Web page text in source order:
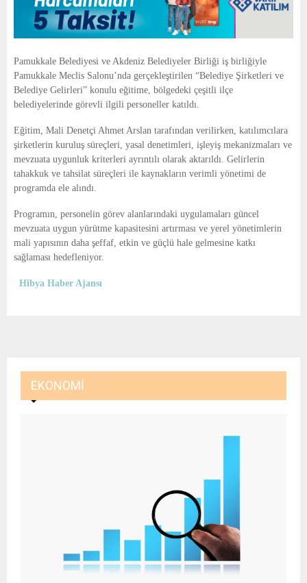
E
N
U
Pamukkale Belediyesi ve Akdeniz Belediyeler Birliği iş birliğiyle
Pamukkale Meclis Salonu’nda gerçekleştirilen “Belediye Şirketleri ve
Belediye Gelirleri” konulu eğitime, bölgedeki çeşitli ilçe
belediyelerinde görevli ilgili personeller katıldı.
Eğitim, Mali Denetçi Ahmet Arslan tarafından verilirken, katılımcılara
şirketlerin kuruluş süreçleri, yasal denetimleri, işleyiş mekanizmaları ve
mevzuata uygunluk kriterleri ayrıntılı olarak aktarıldı. Gelirlerin
tahakkuk ve tahsilat süreçleri ile kaynakların verimli yönetimi de
programda ele alındı.
Programın, personelin görev alanlarındaki uygulamaları güncel
mevzuata uygun yürütme kapasitesini artırması ve yerel yönetimlerin
mali yapısının daha şeffaf, etkin ve güçlü hale gelmesine katkı
sağlaması hedefleniyor.
Hibya Haber Ajansı
EKONOMI